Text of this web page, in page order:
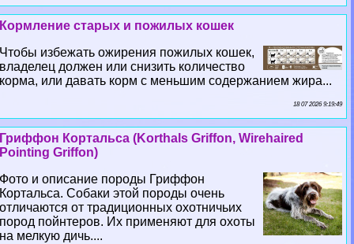
Кормление старых и пожилых кошек
Чтобы избежать ожирения пожилых кошек,
владелец должен или снизить количество
корма, или давать корм с меньшим содержанием жира...
18 07 2026 9:19:49
Гриффон Кортальса (Korthals Griffon, Wirehaired
Pointing Griffon)
Фото и описание породы Гриффон
Кортальса. Собаки этой породы очень
отличаются от традиционных охотничьих
пород пойнтеров. Их применяют для охоты
на мелкую дичь....